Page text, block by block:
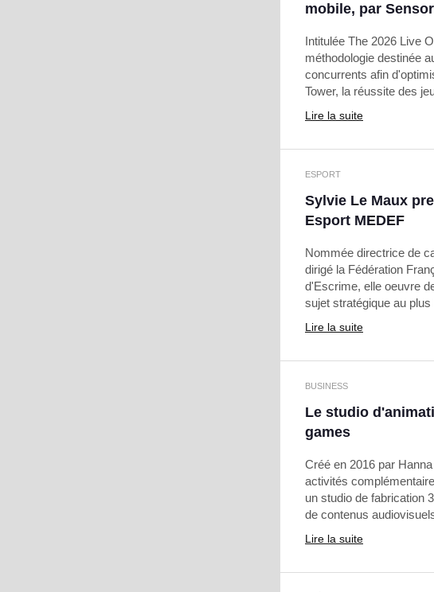
mobile, par
Intitulée The 2026 Live
méthodologie destinée
concurrents afin
Tower, la réussite des
Lire la suite
ESPORT
Sylvie Le Maux
Esport MEDEF
Nommée directrice de
dirigé la Fédération
d'Escrime, elle oeuvre
sujet stratégique au
Lire la suite
BUSINESS
Le studio
games
Créé en 2016 par
activités
un studio de fabrication
de contenus
Lire la suite